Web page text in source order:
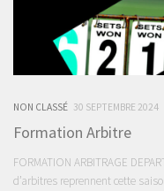
NON CLASSÉ 30 SEPTEMBRE 2024
Formation Arbitre
FORMATION ARBITRAGE
d’arbitres reprennent cette